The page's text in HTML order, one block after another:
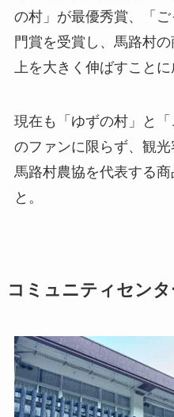
の村」が最優秀賞、「
門賞を受賞し、馬路村
上を大きく伸ばすことに
現在も「ゆずの村」と
のファンに限らず、観光
馬路村農協を代表する
と。
コミュニティセン